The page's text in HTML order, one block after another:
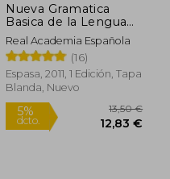
Nueva Gramatica
Basica de la Lengua
Española
Real Academia Española
(16)
Espasa, 2011, 1 Edición, Tapa
Blanda, Nuevo